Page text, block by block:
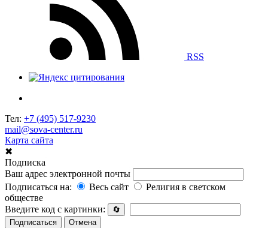
RSS
Тел: +7 (495) 517-9230
mail@sova-center.ru
Карта сайта
✖
Подписка
Ваш адрес электронной почты
Подписаться на:
Весь сайт
Религия в светском
обществе
Введите код с картинки:
🔄
Подписаться
Отмена